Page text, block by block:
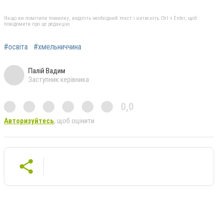
Якщо ви помітили помилку, виділіть необхідний текст і натисніть Ctrl + Enter, щоб
повідомити про це редакцію
#освіта #хмельниччина
Палій Вадим
Заступник керівника
0,0
Авторизуйтесь, щоб оцінити